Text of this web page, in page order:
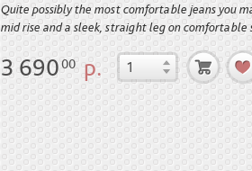
Quite possibly the most comfortable jeans you
mid rise and a sleek, straight leg on
3 69000р.